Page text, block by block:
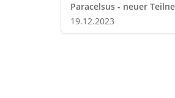
Paracelsus - neuer
19.12.2023